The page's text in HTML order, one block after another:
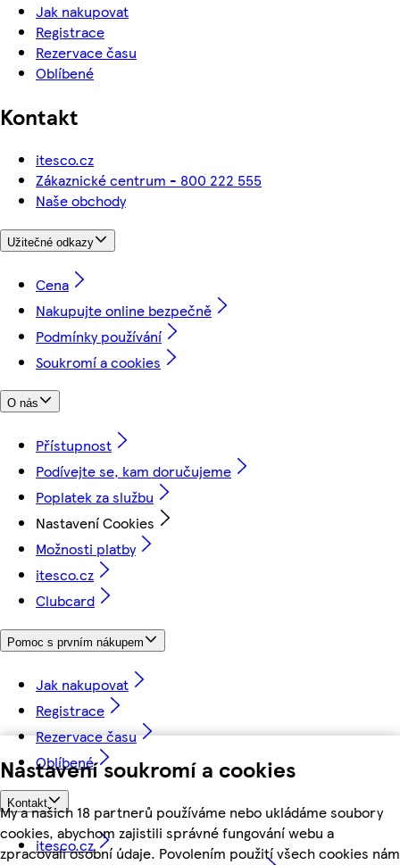
Nastavení soukromí a cookies
My a našich 18 partnerů používáme nebo ukládáme soubory
cookies, abychom zajistili správné fungování webu a
zpracovali osobní údaje. Povolením použití všech cookies nám
Jak nakupovat
Registrace
Rezervace času
Oblíbené
Kontakt
itesco.cz
Zákaznické centrum - 800 222 555
Naše obchody
Užitečné odkazy
Cena
Nakupujte online bezpečně
Podmínky používání
Soukromí a cookies
O nás
Přístupnost
Podívejte se, kam doručujeme
Poplatek za službu
Nastavení Cookies
Možnosti platby
itesco.cz
Clubcard
Pomoc s prvním nákupem
Jak nakupovat
Registrace
Rezervace času
Oblíbené
Kontakt
itesco.cz